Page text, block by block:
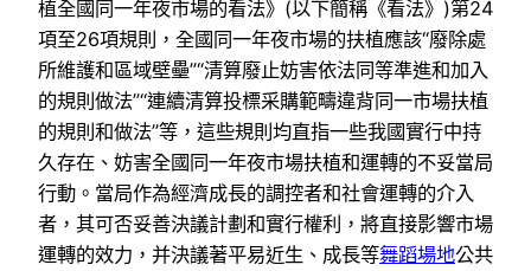
植全國同一年夜市場的看法》(以下簡稱《看法》)第24
項至26項規則，全國同一年夜市場的扶植應該“廢除處
所維護和區域壁壘”“清算廢止妨害依法同等準進和加入
的規則做法”“連續清算投標采購範疇違背同一市場扶植
的規則和做法”等，這些規則均直指一些我國實行中持
久存在、妨害全國同一年夜市場扶植和運轉的不妥當局
行動。當局作為經濟成長的調控者和社會運轉的介入
者，其可否妥善決議計劃和實行權利，將直接影響市場
運轉的效力，并決議著平易近生、成長等舞蹈場地公共